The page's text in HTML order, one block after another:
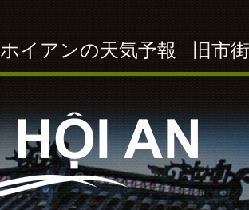
ホイアンの天気予報 旧市